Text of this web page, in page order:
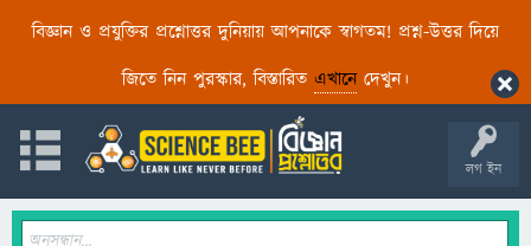
বিজ্ঞান ও প্রযুক্তির প্রশ্নোত্তর দুনিয়ায় আপনাকে স্বাগতম! প্রশ্ন-উত্তর দিয়ে
জিতে নিন পুরস্কার, বিস্তারিত এখানেদেখুন।
লগ ইন